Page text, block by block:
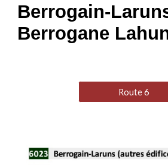
Berrogain-
Berrogane
Route 6